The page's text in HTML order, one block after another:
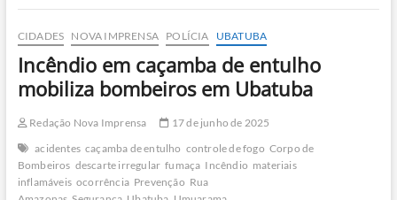
CIDADES NOVA IMPRENSA POLÍCIA UBATUBA
Incêndio em caçamba de entulho
mobiliza bombeiros em Ubatuba
Redação Nova Imprensa
17 de junho de 2025
acidentes caçamba de entulho controle de fogo Corpo de
Bombeiros descarte irregular fumaça Incêndio materiais
inflamáveis ocorrência Prevenção Rua